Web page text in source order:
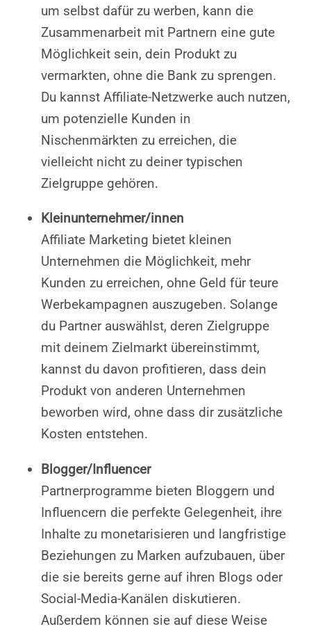
um selbst dafür zu werben, kann die
Zusammenarbeit mit Partnern eine gute
Möglichkeit sein, dein Produkt zu
vermarkten, ohne die Bank zu sprengen.
Du kannst Affiliate-Netzwerke auch nutzen,
um potenzielle Kunden in
Nischenmärkten zu erreichen, die
vielleicht nicht zu deiner typischen
Zielgruppe gehören.
Kleinunternehmer/innen
Affiliate Marketing bietet kleinen
Unternehmen die Möglichkeit, mehr
Kunden zu erreichen, ohne Geld für teure
Werbekampagnen auszugeben. Solange
du Partner auswählst, deren Zielgruppe
mit deinem Zielmarkt übereinstimmt,
kannst du davon profitieren, dass dein
Produkt von anderen Unternehmen
beworben wird, ohne dass dir zusätzliche
Kosten entstehen.
Blogger/Influencer
Partnerprogramme bieten Bloggern und
Influencern die perfekte Gelegenheit, ihre
Inhalte zu monetarisieren und langfristige
Beziehungen zu Marken aufzubauen, über
die sie bereits gerne auf ihren Blogs oder
Social-Media-Kanälen diskutieren.
Außerdem können sie auf diese Weise